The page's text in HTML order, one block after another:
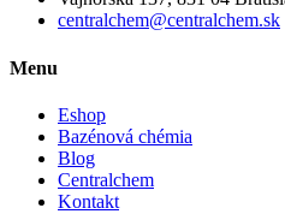
centralchem@centralchem.sk
Menu
Eshop
Bazénová chémia
Blog
Centralchem
Kontakt